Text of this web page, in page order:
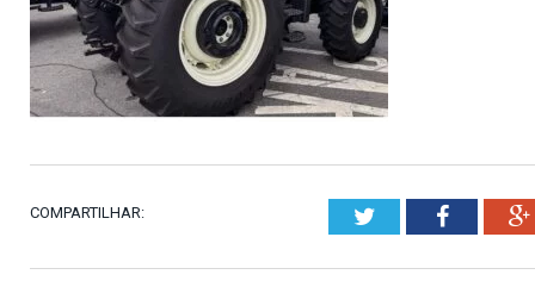
COMPARTILHAR: Twitter